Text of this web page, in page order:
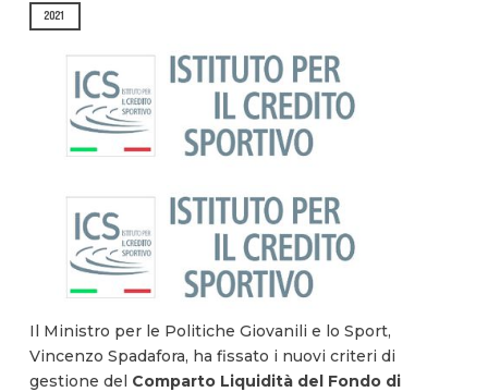
2021
Il Ministro per le Politiche Giovanili e lo Sport,
Vincenzo Spadafora, ha fissato i nuovi criteri di
gestione del Comparto Liquidità del Fondo di